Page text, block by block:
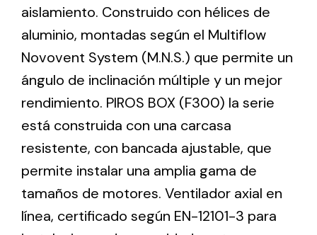
Ventilation
The incorporation of Novovent into the group
meant a greater offer of ventilation products for
different uses
Iluminación Solar
aislamiento. Construido con hélices de
aluminio, montadas según el Multiflow
Novovent System (M.N.S.) que permite un
ángulo de inclinación múltiple y un mejor
rendimiento. PIROS BOX (F300) la serie
está construida con una carcasa
resistente, con bancada ajustable, que
permite instalar una amplia gama de
tamaños de motores. Ventilador axial en
línea, certificado según EN-12101-3 para